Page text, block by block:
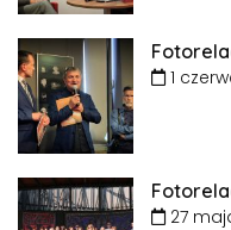
1
27